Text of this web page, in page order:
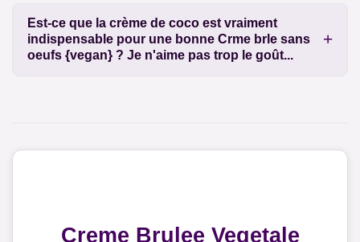
Est-ce que la crème de coco est vraiment
indispensable pour une bonne Crme brle sans
oeufs {vegan} ? Je n'aime pas trop le goût...
Creme Brulee Vegetale